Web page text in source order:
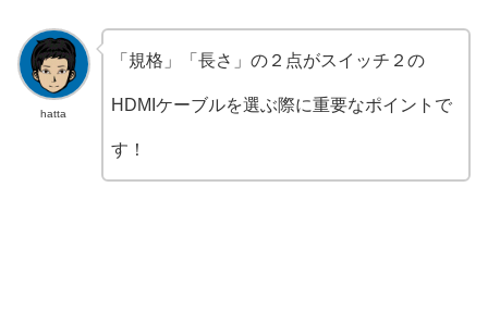
hatta
「規格」「長さ」の２点がスイッチ２の
HDMIケーブルを選ぶ際に重要なポイントで
す！